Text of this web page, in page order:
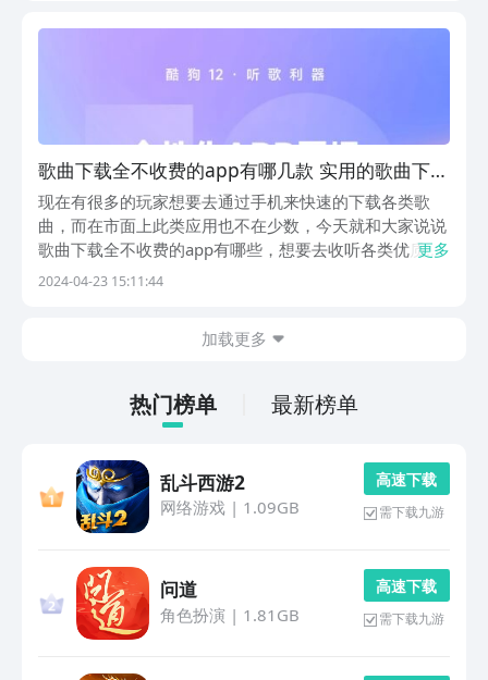
歌曲下载全不收费的app有哪几款 实用的歌曲下载
类软件介绍
现在有很多的玩家想要去通过手机来快速的下载各类歌
曲，而在市面上此类应用也不在少数，今天就和大家说说
歌曲下载全不收费的app有哪些，想要去收听各类优质音
乐的话，小编觉得下文的这些软件表现就很合适，能让各
更多
2024-04-23 15:11:44
加载更多
热门榜单 最新榜单
乱斗西游2
网络游戏| 1.09GB
高 速 下 载
需下载九游
问道
角色扮演 | 1.81GB
高 速 下 载
需下载九游